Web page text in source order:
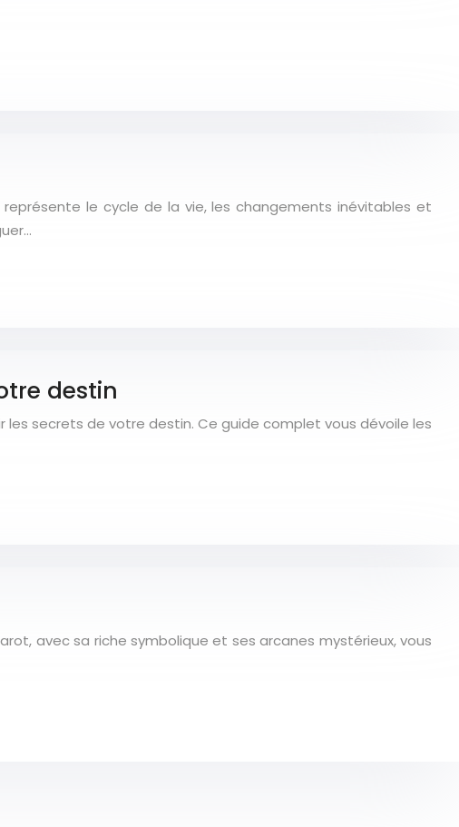
le cycle de la vie, les changements inévitables et
destin
secrets de votre destin. Ce guide complet vous dévoile les
avec sa riche symbolique et ses arcanes mystérieux, vous